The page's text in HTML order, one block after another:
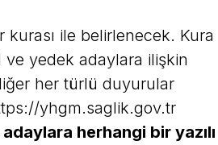
kurası ile belirlenecek. Kura
ve yedek adaylara ilişkin
her türlü duyurular
yhgm.saglik.gov.tr
adaylara herhangi bir yazılı